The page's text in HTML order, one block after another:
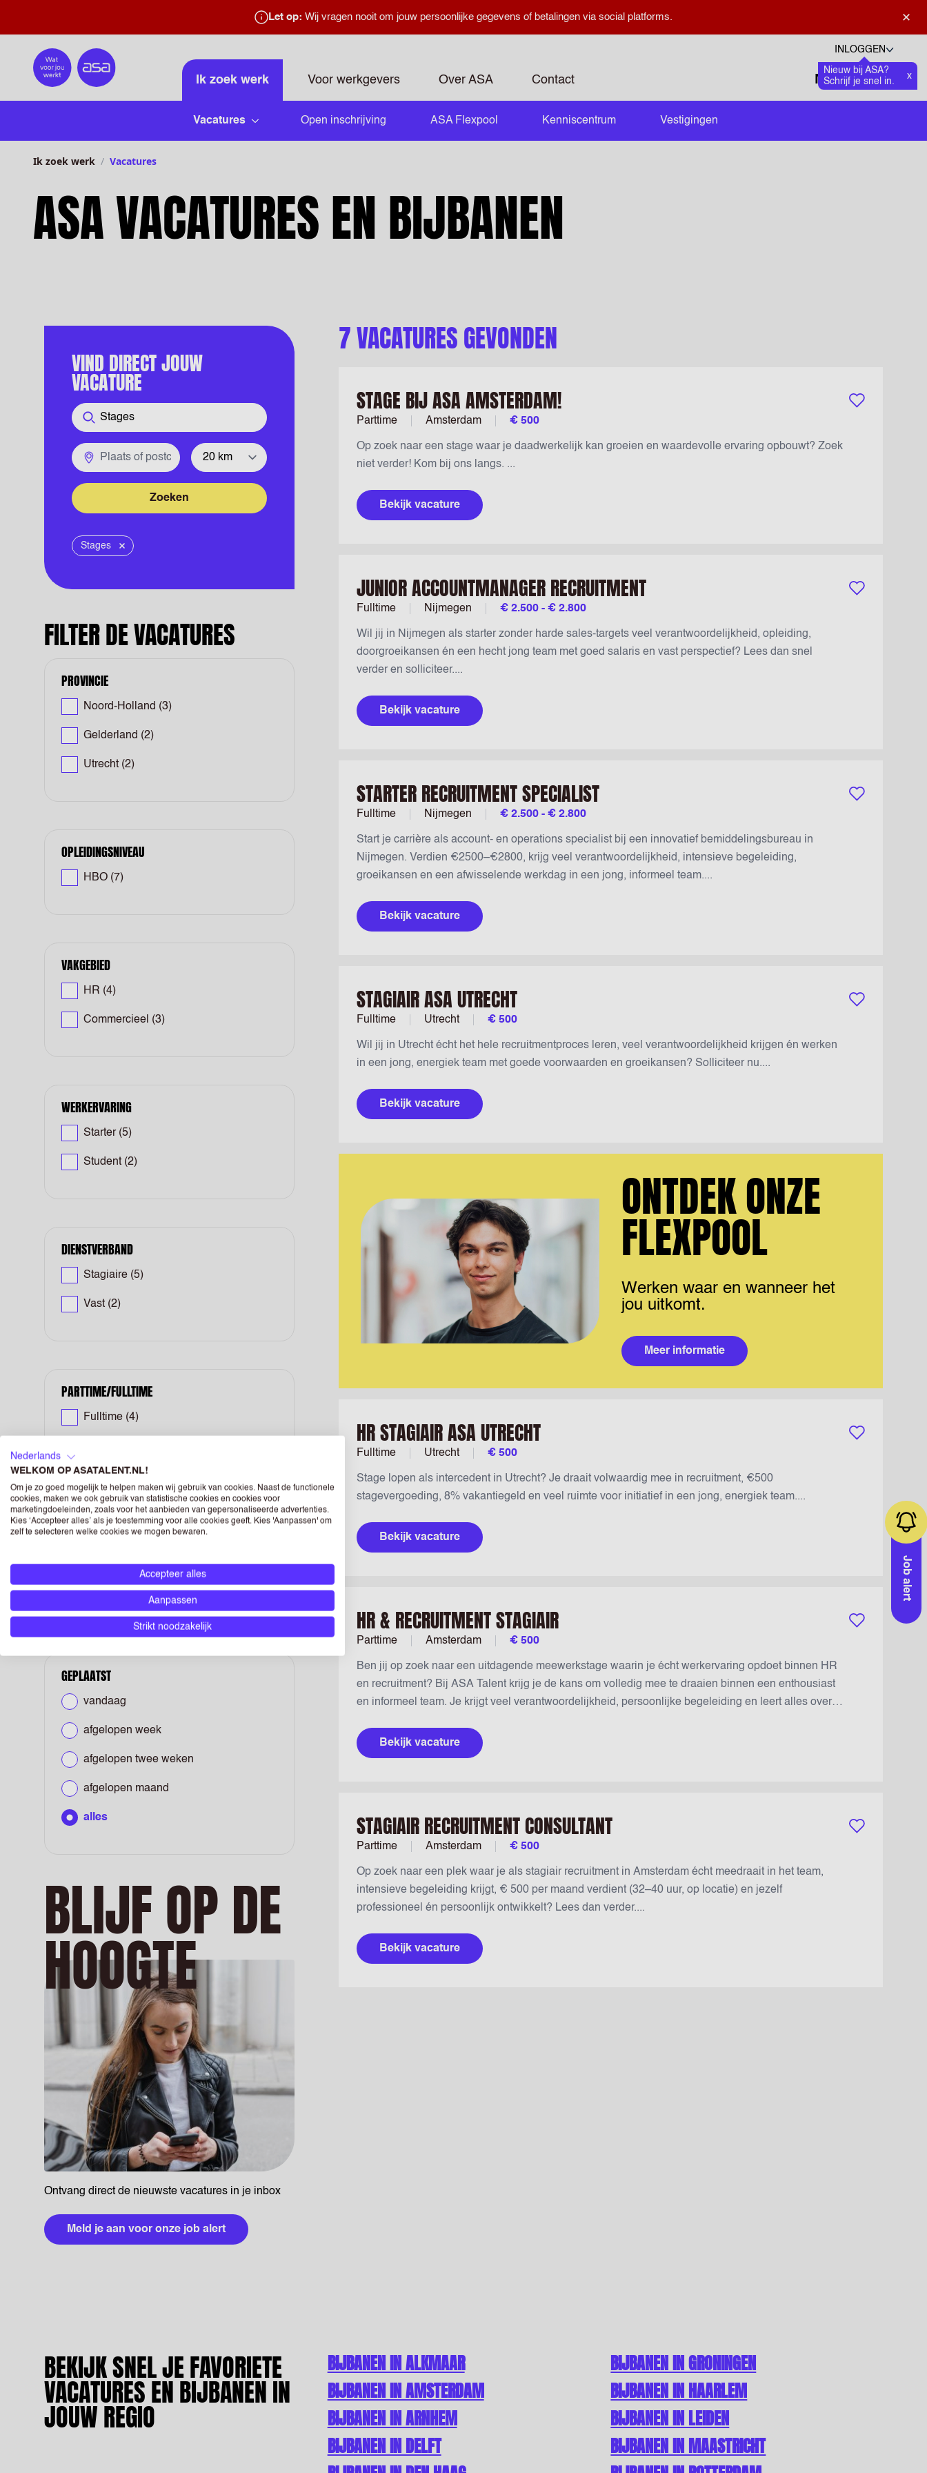
×
Let op: Wij vragen nooit om jouw persoonlijke gegevens of betalingen via social platforms.
Home
INLOGGEN
Nieuw bij ASA?
Schrijf je snel in.
x
Ik zoek werk Voor werkgevers Over ASA Contact
Talen
Zoeken openen
0
Vacatures
Open inschrijving ASA Flexpool Kenniscentrum Vestigingen
Ik zoek werk Vacatures
ASA VACATURES EN BIJBANEN
Job alert
VIND DIRECT JOUW
VACATURE
Functie
Plaats of postcode Straal
Zoeken
Stages
Verwijder
FILTER DE VACATURES
PROVINCIE
Noord-Holland (3)
Gelderland (2)
Utrecht (2)
OPLEIDINGSNIVEAU
HBO (7)
VAKGEBIED
HR (4)
Commercieel (3)
WERKERVARING
Starter (5)
Student (2)
DIENSTVERBAND
Stagiaire (5)
Vast (2)
PARTTIME/FULLTIME
Fulltime (4)
WERKLOCATIE
Hybride (2)
GEPLAATST
vandaag
afgelopen week
afgelopen twee weken
afgelopen maand
alles
BLIJF OP DE
HOOGTE
Ontvang direct de nieuwste vacatures in je inbox
Meld je aan voor onze job alert
7 VACATURES GEVONDEN
STAGE BIJ ASA AMSTERDAM! Bewaar vacature
Parttime Amsterdam € 500
Op zoek naar een stage waar je daadwerkelijk kan groeien en waardevolle ervaring opbouwt? Zoek
niet verder! Kom bij ons langs. ...
Bekijk vacature
JUNIOR ACCOUNTMANAGER RECRUITMENT Bewaar vacature
Fulltime Nijmegen € 2.500 - € 2.800
Wil jij in Nijmegen als starter zonder harde sales-targets veel verantwoordelijkheid, opleiding,
doorgroeikansen én een hecht jong team met goed salaris en vast perspectief? Lees dan snel
verder en solliciteer....
Bekijk vacature
STARTER RECRUITMENT SPECIALIST Bewaar vacature
Fulltime Nijmegen € 2.500 - € 2.800
Start je carrière als account- en operations specialist bij een innovatief bemiddelingsbureau in
Nijmegen. Verdien €2500–€2800, krijg veel verantwoordelijkheid, intensieve begeleiding,
groeikansen en een afwisselende werkdag in een jong, informeel team....
Bekijk vacature
STAGIAIR ASA UTRECHT Bewaar vacature
Fulltime Utrecht € 500
Wil jij in Utrecht écht het hele recruitmentproces leren, veel verantwoordelijkheid krijgen én werken
in een jong, energiek team met goede voorwaarden en groeikansen? Solliciteer nu....
Bekijk vacature
ONTDEK ONZE
FLEXPOOL
Werken waar en wanneer het
jou uitkomt.
Meer informatie
HR STAGIAIR ASA UTRECHT Bewaar vacature
Fulltime Utrecht € 500
Stage lopen als intercedent in Utrecht? Je draait volwaardig mee in recruitment, €500
stagevergoeding, 8% vakantiegeld en veel ruimte voor initiatief in een jong, energiek team....
Bekijk vacature
HR & RECRUITMENT STAGIAIR Bewaar vacature
Parttime Amsterdam € 500
Ben jij op zoek naar een uitdagende meewerkstage waarin je écht werkervaring opdoet binnen HR
en recruitment? Bij ASA Talent krijg je de kans om volledig mee te draaien binnen een enthousiast
en informeel team. Je krijgt veel verantwoordelijkheid, persoonlijke begeleiding en leert alles over
€500 per maand en krijg je volop ruimte om jezelf professioneel te ontwikkelen....
Bekijk vacature
STAGIAIR RECRUITMENT CONSULTANT Bewaar vacature
Parttime Amsterdam € 500
Op zoek naar een plek waar je als stagiair recruitment in Amsterdam écht meedraait in het team,
intensieve begeleiding krijgt, € 500 per maand verdient (32–40 uur, op locatie) en jezelf
professioneel én persoonlijk ontwikkelt? Lees dan verder....
Bekijk vacature
BEKIJK SNEL JE FAVORIETE
VACATURES EN BIJBANEN IN
JOUW REGIO
BIJBANEN IN ALKMAAR
BIJBANEN IN AMSTERDAM
BIJBANEN IN ARNHEM
BIJBANEN IN DELFT
BIJBANEN IN GRONINGEN
BIJBANEN IN HAARLEM
BIJBANEN IN LEIDEN
BIJBANEN IN MAASTRICHT
Nederlands
WELKOM OP ASATALENT.NL!
Om je zo goed mogelijk te helpen maken wij gebruik van cookies. Naast de functionele
cookies, maken we ook gebruik van statistische cookies en cookies voor
marketingdoeleinden, zoals voor het aanbieden van gepersonaliseerde advertenties.
Kies ‘Accepteer alles’ als je toestemming voor alle cookies geeft. Kies 'Aanpassen' om
zelf te selecteren welke cookies we mogen bewaren.
Accepteer alles
Aanpassen
Strikt noodzakelijk